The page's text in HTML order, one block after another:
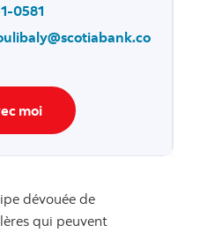
0581
moi
dévouée de
qui peuvent